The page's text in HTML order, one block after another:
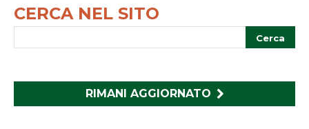
CERCA NEL SITO
RIMANI AGGIORNATO